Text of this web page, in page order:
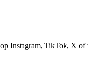
Instagram, TikTok, X of